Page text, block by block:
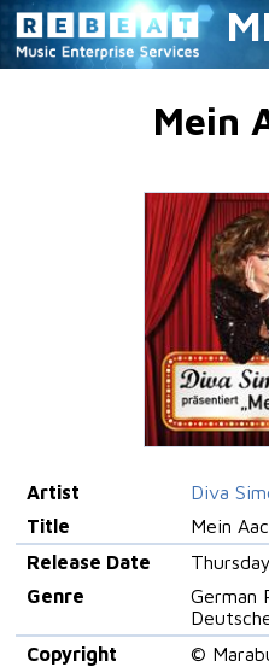
Mein
Artist
Diva
Title
Mein
Release Date
Genre
German
Copyright
©